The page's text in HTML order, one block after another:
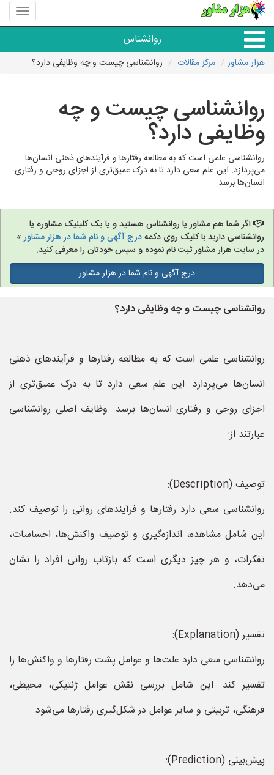
منوی
سایت
مشاور
روانشناس
گروه روانشناسی
هزار مشاور مرکز مقالات روانشناسی چیست و چه وظایفی دارد؟
روانشناسی چیست و چه
وظایفی دارد؟
روانشناسی علمی است که به مطالعه رفتارها و فرآیندهای ذهنی انسان‌ها
می‌پردازد. این علم سعی دارد تا به درک عمیق‌تری از اجزای روحی و رفتاری
انسان‌ها برسد.
اگر شما هم مشاور یا روانشناس هستید و یا یک کلینیک مشاوره یا
روانشناسی دارید با کلیک روی دکمهدرج آگهی و نام شما در هزار مشاور»
در سایت هزار مشاور ثبت نام نموده و سپس خودتان را معرفی کنید.
درج آگهی و نام شما در هزار مشاور
روانشناسی چیست و چه وظایفی دارد؟
روانشناسی علمی است که به مطالعه رفتارها و فرآیندهای ذهنی
انسان‌ها می‌پردازد. این علم سعی دارد تا به درک عمیق‌تری از
اجزای روحی و رفتاری انسان‌ها برسد. وظایف اصلی روانشناسی
عبارتند از:
توصیف (Description):
روانشناسی سعی دارد رفتارها و فرآیندهای روانی را توصیف کند.
این شامل مشاهده، اندازه‌گیری و توصیف واکنش‌ها، احساسات،
تفکرات، و هر چیز دیگری است که بازتاب روانی افراد را نشان
می‌دهد.
تفسیر (Explanation):
روانشناسی سعی دارد علت‌ها و عوامل پشت رفتارها و واکنش‌ها را
تفسیر کند. این شامل بررسی نقش عوامل ژنتیکی، محیطی،
فرهنگی، تربیتی و سایر عوامل در شکل‌گیری رفتارها می‌شود.
پیش‌بینی (Prediction):